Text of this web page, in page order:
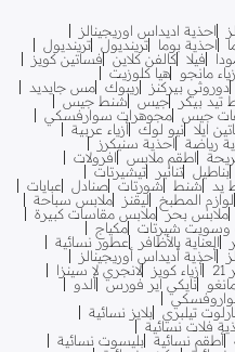
احذية اديداس اوريجينالز
احذية بوما ترينديول ترينديول
فيلا كالفن كلاين فساتين كويز
مانجو
هيا كلوزيت
دوروثي بيركنز ريبوك مس جايديد
بيكر جيس
شنط جيس
جيس مجوهرات سوارفسكي
ايلا نيو لوك أزياء عربية
رياضة
احذية سنيكرز
اطقم ملابس
افرولات
بناطيل تنانير
تيشيرتات
يد شنط شورتات صنادل
عبايات
لوازم المطبخ ليقنز
ملابس سباحة
ملابس بحر ملابس مقاسات كبيرة
وسويت شيرتات مكياج
العناية بالأظافر
عطور نسائية
أحذية أديداس أوريجينالز
أزياء كويز
لانجري لا سينزا
نايكي اير فورس ألدو
تيلبري بلايز نسائية
فلات نسائية
أطقم نسائية بليسوت نسائية